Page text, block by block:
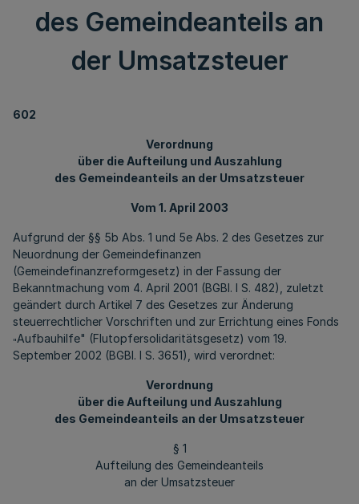
des Gemeindeanteils an
der Umsatzsteuer
602
Verordnung
über die Aufteilung und Auszahlung
des Gemeindeanteils an der Umsatzsteuer
Vom 1. April 2003
Aufgrund der §§ 5b Abs. 1 und 5e Abs. 2 des Gesetzes zur
Neuordnung der Gemeindefinanzen
(Gemeindefinanzreformgesetz) in der Fassung der
Bekanntmachung vom 4. April 2001 (BGBl. I S. 482), zuletzt
geändert durch Artikel 7 des Gesetzes zur Änderung
steuerrechtlicher Vorschriften und zur Errichtung eines Fonds
"Aufbauhilfe" (Flutopfersolidaritätsgesetz) vom 19.
September 2002 (BGBl. I S. 3651), wird verordnet:
Verordnung
über die Aufteilung und Auszahlung
des Gemeindeanteils an der Umsatzsteuer
§ 1
Aufteilung des Gemeindeanteils
an der Umsatzsteuer